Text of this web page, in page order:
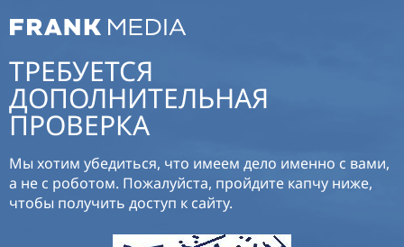
ТРЕБУЕТСЯ
ДОПОЛНИТЕЛЬНАЯ
ПРОВЕРКА
Мы хотим убедиться, что имеем дело именно с вами,
а не с роботом. Пожалуйста, пройдите капчу ниже,
чтобы получить доступ к сайту.